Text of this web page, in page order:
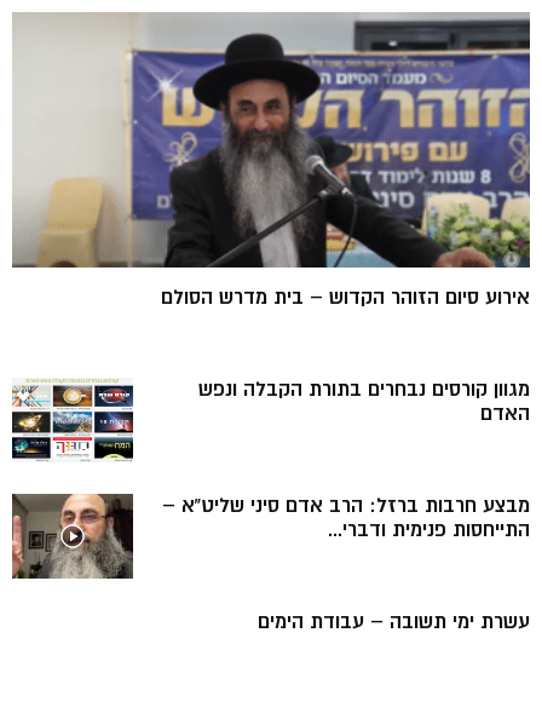
אירוע סיום הזוהר הקדוש – בית מדרש הסולם
מגוון קורסים נבחרים בתורת הקבלה ונפש
האדם
מבצע חרבות ברזל: הרב אדם סיני שליט”א –
התייחסות פנימית ודברי...
עשרת ימי תשובה – עבודת הימים